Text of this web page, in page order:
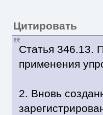
Цитировать
Статья 346.13.
применения
2. Вновь